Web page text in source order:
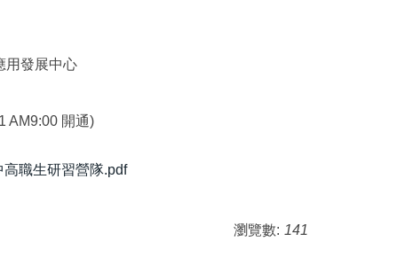
用發展中心
AM9:00 開通)
職生研習營隊.pdf
瀏覽數: 141